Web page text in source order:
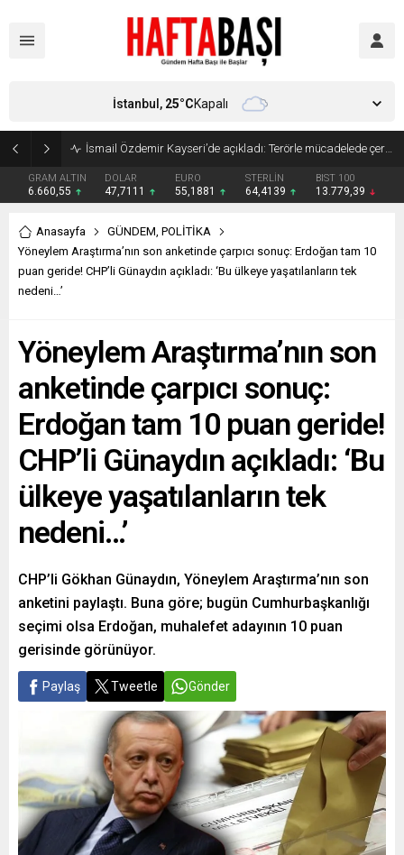
Süleyman Soylu ‘çok korktum’ deyip ilk kez açıkladı: En büyük tehdit dışarısıdır!
GRAM ALTIN
6.660,55
DOLAR
47,7111
EURO
55,1881
STERLİN
64,4139
BIST 100
13.779,39
İstanbul, 25°CKapalı
Anasayfa GÜNDEM, POLİTİKA
Yöneylem Araştırma’nın son anketinde çarpıcı sonuç: Erdoğan tam 10
puan geride! CHP’li Günaydın açıkladı: ‘Bu ülkeye yaşatılanların tek
nedeni…’
Yöneylem Araştırma’nın son
anketinde çarpıcı sonuç:
Erdoğan tam 10 puan geride!
CHP’li Günaydın açıkladı: ‘Bu
ülkeye yaşatılanların tek
nedeni…’
CHP’li Gökhan Günaydın, Yöneylem Araştırma’nın son
anketini paylaştı. Buna göre; bugün Cumhurbaşkanlığı
seçimi olsa Erdoğan, muhalefet adayının 10 puan
gerisinde görünüyor.
Paylaş Tweetle Gönder